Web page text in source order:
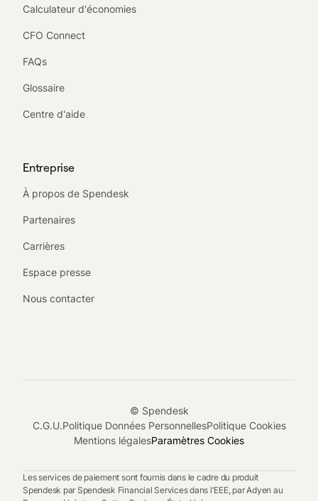
Calculateur d'économies
CFO Connect
FAQs
Glossaire
Centre d'aide
Entreprise
À propos de Spendesk
Partenaires
Carrières
Espace presse
Nous contacter
© Spendesk
C.G.U.Politique Données PersonnellesPolitique Cookies
Mentions légalesParamètres Cookies
Les services de paiement sont fournis dans le cadre du produit
Spendesk par Spendesk Financial Services dans l'EEE, par Adyen au